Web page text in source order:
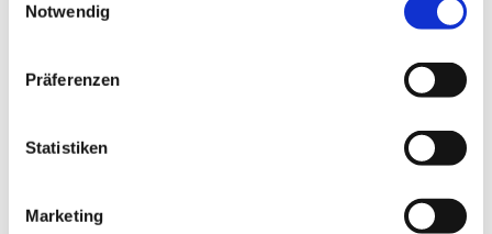
Notwendig
Präferenzen
Statistiken
Marketing